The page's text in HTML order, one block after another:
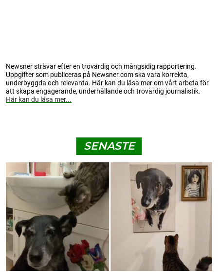
Newsner strävar efter en trovärdig och mångsidig rapportering.
Uppgifter som publiceras på Newsner.com ska vara korrekta,
underbyggda och relevanta. Här kan du läsa mer om vårt arbeta för
att skapa engagerande, underhållande och trovärdig journalistik.
Här kan du läsa mer...
SENASTE